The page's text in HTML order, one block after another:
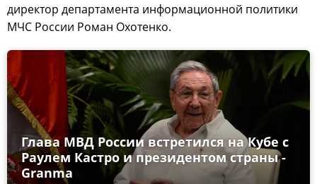
директор департамента информационной политики
МЧС России Роман Охотенко.
Глава МВД России встретился на Кубе с
Раулем Кастро и президентом страны -
Granma